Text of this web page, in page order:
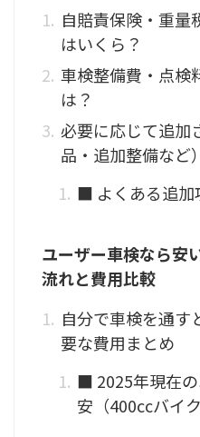
自賠責保険・重量
はいくら？
車検整備費・点検
は？
必要に応じて追加
品・追加整備など）
■ よくある追加
ユーザー車検なら安
流れと費用比較
自分で車検を通す
要な費用まとめ
■ 2025年現在
安（400ccバイ